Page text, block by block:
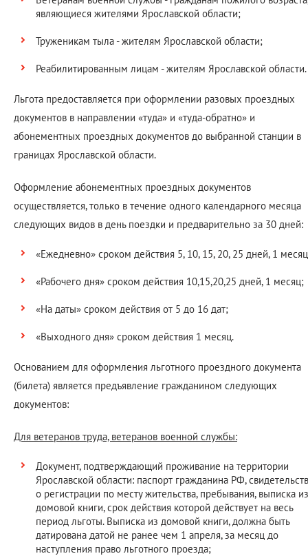
являющиеся жителями Ярославской области;
Труженикам тыла - жителям Ярославской области;
Реабилитированным лицам - жителям Ярославской области.
Льгота предоставляется при оформлении разовых проездных
документов в направлении «туда» и «туда-обратно» и
абонементных проездных документов до выбранной станции в
границах Ярославской области.
Оформление абонементных проездных документов
осуществляется, только в течение одного календарного месяца
следующих видов в день поездки и предварительно за 30 дней:
«Ежедневно» сроком действия 5, 10, 15, 20, 25 дней, 1
«Рабочего дня» сроком действия 10,15,20,25 дней, 1 месяц;
«На даты» сроком действия от 5 до 16 дат;
«Выходного дня» сроком действия 1 месяц.
Основанием для оформления льготного проездного документа
(билета) является предъявление гражданином следующих
документов:
Для ветеранов труда, ветеранов военной службы:
Документ, подтверждающий проживание на территории
Ярославской области: паспорт гражданина РФ,
о регистрации по месту жительства, пребывания, выписка из
домовой книги, срок действия которой действует на весь
период льготы. Выписка из домовой книги, должна быть
датирована датой не ранее чем 1 апреля, за месяц до
наступления право льготного проезда;